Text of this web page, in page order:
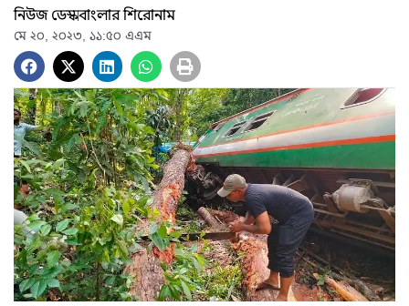
নিউজ ডেস্কবাংলার শিরোনাম
মে ২০, ২০২৩, ১১:৫০ এএম